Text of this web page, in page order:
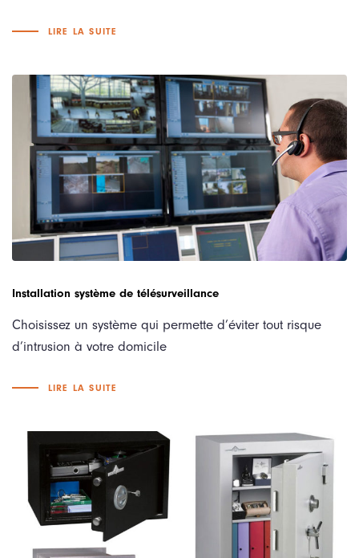
LIRE LA SUITE
Installation système de télésurveillance
Choisissez un système qui permette d’éviter tout risque
d’intrusion à votre domicile
LIRE LA SUITE